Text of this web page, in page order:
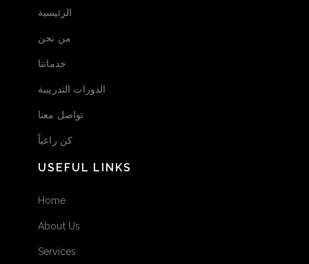
الرئيسية
من نحن
خدماتنا
الدورات التدريبية
تواصل معنا
كن راعياً
USEFUL LINKS
Home
About Us
Services